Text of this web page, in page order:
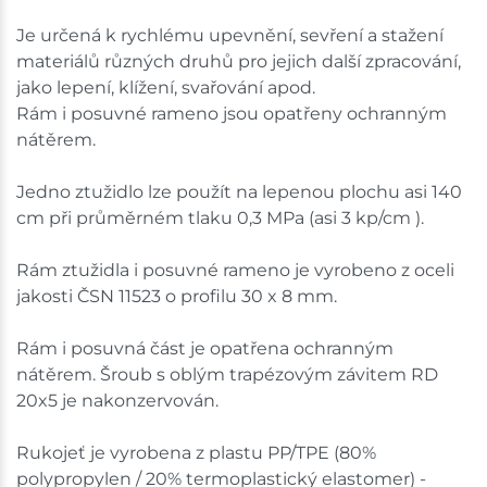
Nové Město
Skladem na prodejně - doručení do 7 dnů
4 ks
Havlíčkův Brod
Skladem na prodejně - doručení do 7 dnů
Ceny na prodejnách se mohou lišit od cen na e-
shopu.
Je určená k rychlému upevnění, sevření a stažení
materiálů různých druhů pro jejich další zpracování,
jako lepení, klížení, svařování apod.
Rám i posuvné rameno jsou opatřeny ochranným
nátěrem.
Jedno ztužidlo lze použít na lepenou plochu asi 140
cm při průměrném tlaku 0,3 MPa (asi 3 kp/cm ).
Rám ztužidla i posuvné rameno je vyrobeno z oceli
jakosti ČSN 11523 o profilu 30 x 8 mm.
Rám i posuvná část je opatřena ochranným
nátěrem. Šroub s oblým trapézovým závitem RD
20x5 je nakonzervován.
Rukojeť je vyrobena z plastu PP/TPE (80%
polypropylen / 20% termoplastický elastomer) -